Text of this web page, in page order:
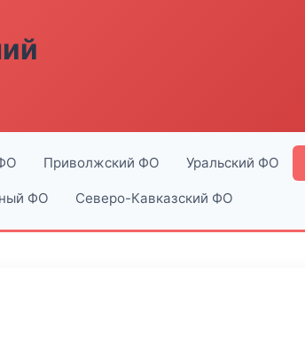
Приволжский ФО Уральский ФО
ФО Северо-Кавказский ФО